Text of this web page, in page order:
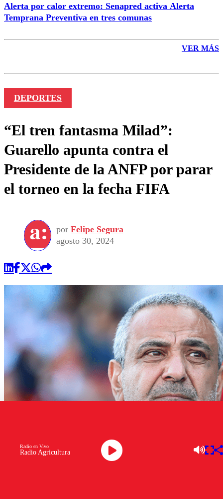
Alerta por calor extremo: Senapred activa Alerta
Temprana Preventiva en tres comunas
VER MÁS
DEPORTES
“El tren fantasma Milad”:
Guarello apunta contra el
Presidente de la ANFP por parar
el torneo en la fecha FIFA
por Felipe Segura
agosto 30, 2024
Radio Agricultura
Radio en Vivo